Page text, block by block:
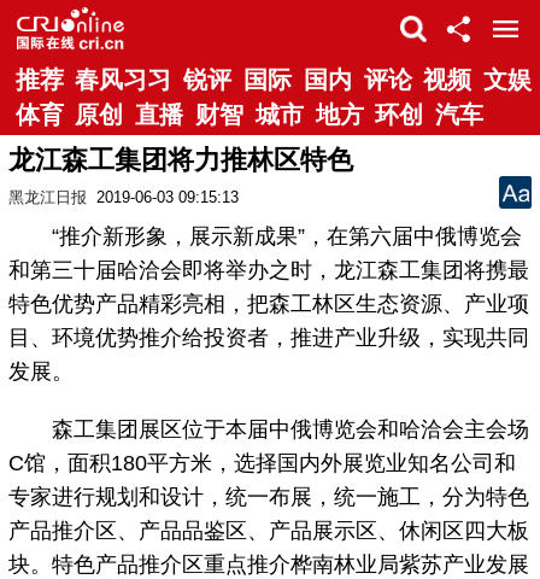
推荐 春风习习 锐评 国际 国内 评论 视频 文娱
体育 原创 直播 财智 城市 地方 环创 汽车
龙江森工集团将力推林区特色
黑龙江日报 2019-06-03 09:15:13
“推介新形象，展示新成果”，在第六届中俄博览会
和第三十届哈洽会即将举办之时，龙江森工集团将携最
特色优势产品精彩亮相，把森工林区生态资源、产业项
目、环境优势推介给投资者，推进产业升级，实现共同
发展。
森工集团展区位于本届中俄博览会和哈洽会主会场
C馆，面积180平方米，选择国内外展览业知名公司和
专家进行规划和设计，统一布展，统一施工，分为特色
产品推介区、产品品鉴区、产品展示区、休闲区四大板
块。特色产品推介区重点推介桦南林业局紫苏产业发展